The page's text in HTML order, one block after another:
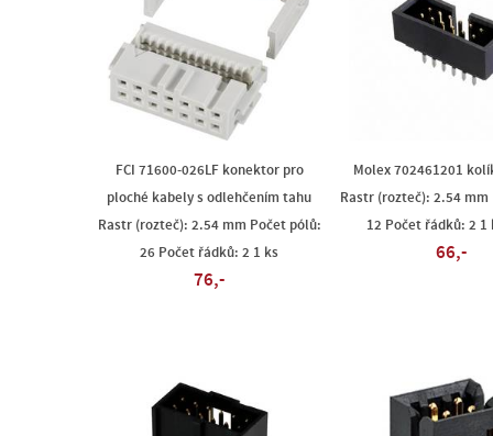
FCI 71600-026LF konektor pro
ploché kabely s odlehčením tahu
Rastr (rozteč): 2.54 mm Počet pólů:
26 Počet řádků: 2 1 ks
76,-
Molex 702461201
Rastr (rozteč): 2.54 mm
12 Počet řádků: 2 1
66,-